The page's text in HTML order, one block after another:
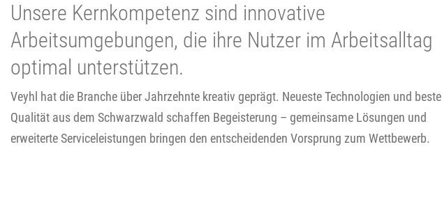
Unsere Kernkompetenz sind innovative
Arbeitsumgebungen, die ihre Nutzer im Arbeitsalltag
optimal unterstützen.
Veyhl hat die Branche über Jahrzehnte kreativ geprägt. Neueste Technologien und beste
Qualität aus dem Schwarzwald schaffen Begeisterung – gemeinsame Lösungen und
erweiterte Serviceleistungen bringen den entscheidenden Vorsprung zum Wettbewerb.